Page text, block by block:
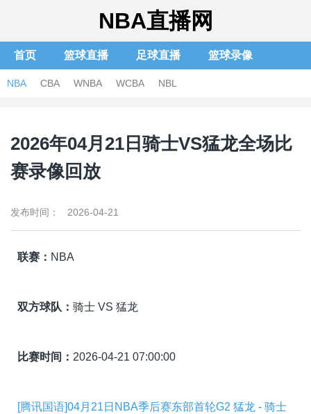
NBA直播网
首页 篮球直播 足球直播 篮球录像
足球录像 体育新闻 篮球集锦
NBA CBA WNBA WCBA NBL
2026年04月21日骑士VS猛龙全场比
赛录像回放
发布时间： 2026-04-21
联赛： NBA
双方球队： 骑士 VS 猛龙
比赛时间： 2026-04-21 07:00:00
[腾讯国语]04月21日NBA季后赛东部首轮G2 猛龙 - 骑士